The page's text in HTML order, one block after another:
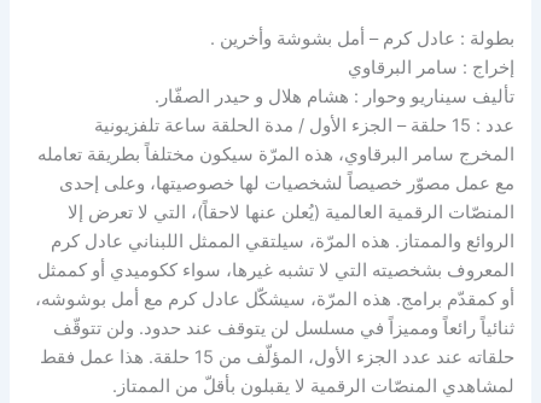
بطولة : عادل كرم – أمل بشوشة وأخرين .
إخراج : سامر البرقاوي
تأليف سيناريو وحوار : هشام هلال و حيدر الصفّار.
عدد : 15 حلقة – الجزء الأول / مدة الحلقة ساعة تلفزيونية
المخرج سامر البرقاوي، هذه المرّة سيكون مختلفاً بطريقة تعامله
مع عمل مصوّر خصيصاً لشخصيات لها خصوصيتها، وعلى إحدى
المنصّات الرقمية العالمية (يُعلن عنها لاحقاً)، التي لا تعرض إلا
الروائع والممتاز. هذه المرّة، سيلتقي الممثل اللبناني عادل كرم
المعروف بشخصيته التي لا تشبه غيرها، سواء ككوميدي أو كممثل
أو كمقدّم برامج. هذه المرّة، سيشكّل عادل كرم مع أمل بوشوشه،
ثنائياً رائعاً ومميزاً في مسلسل لن يتوقف عند حدود. ولن تتوقّف
حلقاته عند عدد الجزء الأول، المؤلّف من 15 حلقة. هذا عمل فقط
لمشاهدي المنصّات الرقمية لا يقبلون بأقلّ من الممتاز.